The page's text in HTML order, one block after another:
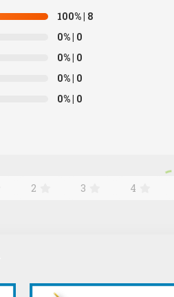
100%| 8
0%| 0
0%| 0
0%| 0
0%| 0
2 3 4